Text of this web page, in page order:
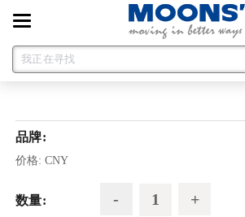
Toggle
navigation
品牌:
价格: CNY
数量: